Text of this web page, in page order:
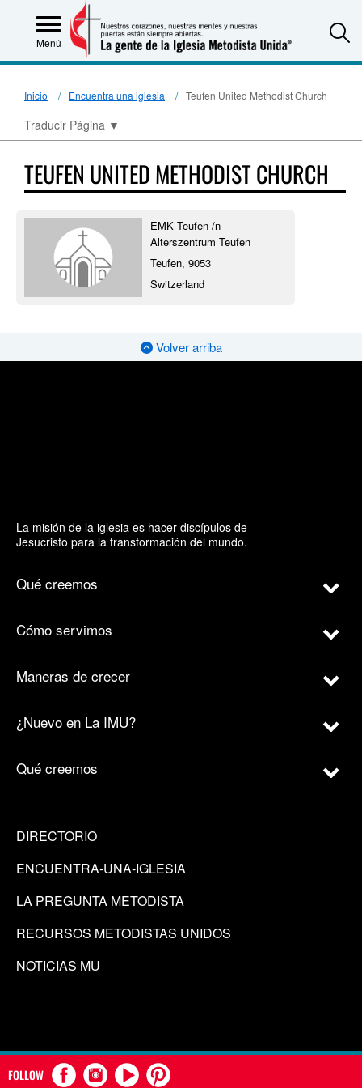
Menú
Inicio Encuentra una iglesia Teufen United Methodist Church
Traducir Página ▼
TEUFEN UNITED METHODIST CHURCH
EMK Teufen /n
Alterszentrum Teufen
Teufen, 9053
Switzerland
Volver arriba
La misión de la iglesia es hacer discípulos de
Jesucristo para la transformación del mundo.
Qué creemos
Cómo servimos
Maneras de crecer
¿Nuevo en La IMU?
Qué creemos
DIRECTORIO
ENCUENTRA-UNA-IGLESIA
LA PREGUNTA METODISTA
RECURSOS METODISTAS UNIDOS
NOTICIAS MU
FOLLOW